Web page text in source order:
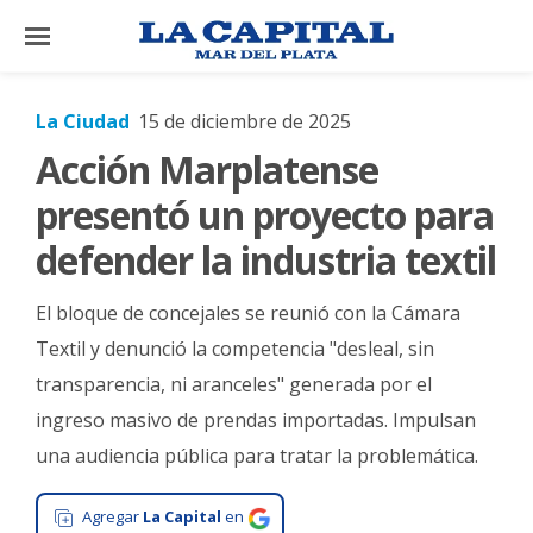
×
El
El
Mundo
La
Zona
Cultura
Tecnología
Salud
La Ciudad 15 de diciembre de 2025
Acción Marplatense
presentó un proyecto para
defender la industria textil
El bloque de concejales se reunió con la Cámara
Textil y denunció la competencia "desleal, sin
transparencia, ni aranceles" generada por el
ingreso masivo de prendas importadas. Impulsan
una audiencia pública para tratar la problemática.
Agregar La Capital en